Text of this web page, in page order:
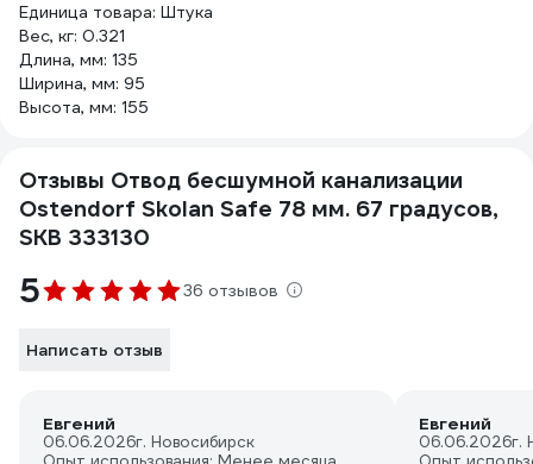
Единица товара: Штука
Вес, кг: 0.321
Длина, мм: 135
Ширина, мм: 95
Высота, мм: 155
Отзывы Отвод бесшумной канализации
Ostendorf Skolan Safe 78 мм. 67 градусов,
SKB 333130
5 36 отзывов
Написать отзыв
Евгений
06.06.2026г. Новосибирск
Евгений
06.06.2026г.